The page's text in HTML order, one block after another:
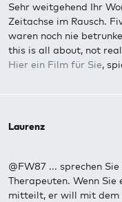
Sehr weitgehend Ihr
Zeitachse im Rausch.
waren noch nie
this is all about, not
Hier ein Film für Sie,
Laurenz
@FW87 ... sprechen
Therapeuten. Wenn Sie
mitteilt, er will mit dem